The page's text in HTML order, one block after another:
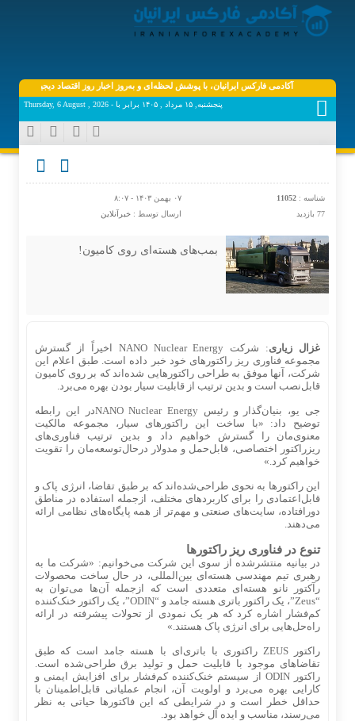
آکادمی فارکس ایرانیان، با پوشش لحظه‌ای و به‌روز اخبار روز اقتصاد دیجیتال دنیا،
پنجشنبه, ۱۵ مرداد , ۱۴۰۵ برابر با - Thursday, 6 August , 2026
شناسه : 11052
۰۷ بهمن ۱۴۰۳ - ۸:۰۷
77 بازدید
ارسال توسط : خبرآنلاین
بمب‌های هسته‌ای روی کامیون!
غزال زیاری
: شرکت NANO Nuclear Energy اخیراً از گسترش
مجموعه فناوری ریز راکتورهای خود خبر داده است. طبق اعلام این
شرکت، آنها موفق به طراحی راکتورهایی شده‌اند که بر روی کامیون
قابل‌نصب است و بدین ترتیب از قابلیت سیار بودن بهره می‌برد.
جی یو، بنیان‌گذار و رئیس NANO Nuclear Energyدر این رابطه
توضیح داد: «با ساخت این راکتورهای سیار، مجموعه مالکیت
معنوی‌مان را گسترش خواهیم داد و بدین ترتیب فناوری‌های
ریزراکتور اختصاصی، قابل‌حمل و مدولار درحال‌توسعه‌مان را تقویت
خواهیم کرد.»
این راکتورها به نحوی طراحی‌شده‌اند که بر طبق تقاضا، انرژی پاک و
قابل‌اعتمادی را برای کاربردهای مختلف، ازجمله استفاده در مناطق
دورافتاده، سایت‌های صنعتی و مهم‌تر از همه پایگاه‌های نظامی ارائه
می‌دهند.
تنوع در فناوری ریز راکتورها
در بیانیه منتشرشده از سوی این شرکت می‌خوانیم: «شرکت ما به
رهبری تیم مهندسی هسته‌ای بین‌المللی، در حال ساخت محصولات
رآکتور نانو هسته‌ای متعددی است که ازجمله آن‌ها می‌توان به
“Zeus”، یک راکتور باتری هسته جامد و “ODIN”، یک راکتور خنک‌کننده
کم‌فشار اشاره کرد که هر یک نمودی از تحولات پیشرفته در ارائه
راه‌حل‌هایی برای انرژی پاک هستند.»
راکتور ZEUS راکتوری با باتری‌ای با هسته جامد است که طبق
تقاضاهای موجود با قابلیت حمل و تولید برق طراحی‌شده است.
راکتور ODIN از سیستم خنک‌کننده کم‌فشار برای افزایش ایمنی و
کارایی بهره می‌برد و اولویت آن، انجام عملیاتی قابل‌اطمینان با
حداقل خطر است و در شرایطی که این فاکتورها حیاتی به نظر
می‌رسند، مناسب و ایده آل خواهد بود.